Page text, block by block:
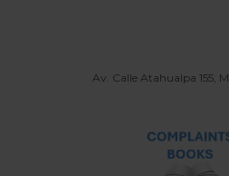
Av. Calle Atahualpa 155,